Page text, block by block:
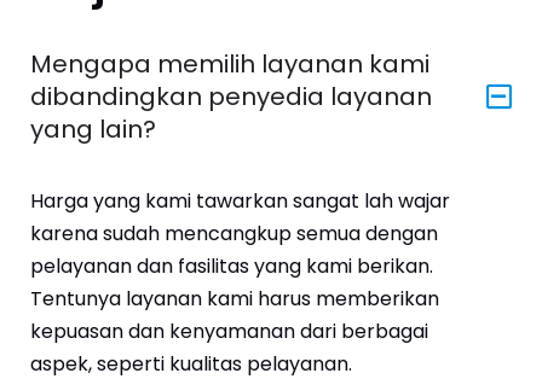
Mengapa memilih layanan kami
dibandingkan penyedia layanan
yang lain?
Harga yang kami tawarkan sangat lah wajar
karena sudah mencangkup semua dengan
pelayanan dan fasilitas yang kami berikan.
Tentunya layanan kami harus memberikan
kepuasan dan kenyamanan dari berbagai
aspek, seperti kualitas pelayanan.